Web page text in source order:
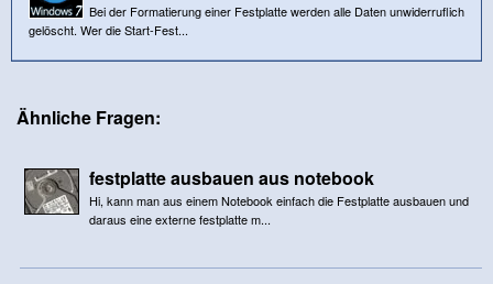
Bei der Formatierung einer Festplatte werden alle Daten unwiderruflich
gelöscht. Wer die Start-Fest...
Ähnliche Fragen:
festplatte ausbauen aus notebook
Hi, kann man aus einem Notebook einfach die Festplatte ausbauen und
daraus eine externe festplatte m...